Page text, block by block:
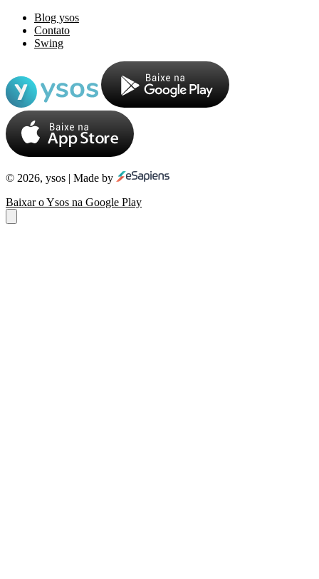
Blog ysos
Contato
Swing
© 2026, ysos | Made by
Baixar o Ysos na Google Play